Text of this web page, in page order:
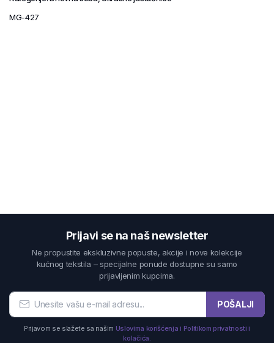
MG-427
Prijavi se na naš newsletter
Ne propustite ekskluzivne popuste, akcije i nove kolekcije
kućnog tekstila – specijalne ponude dostupne su samo
prijavljenim kupcima.
POŠALJI
Prijavom se slažete sa našim Uslovima korišćenja i Politikom privatnosti i
kolačića.